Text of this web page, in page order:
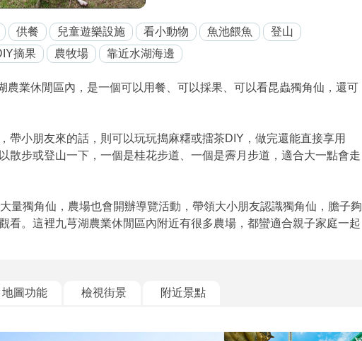
供餐 兒童遊樂設施 看小動物 魚池餵魚
登山
摘果 農牧場 靠近水湖海邊
農業休閒區內，是一個可以用餐、可以採果、可以看昆蟲獨角仙，還可
帶小朋友來的話，則可以玩玩搗麻糬或擂茶DIY，做完還能直接享用
散步或登山一下，一個是桂花步道、一個是霽月步道，適合大一點會走
量獨角仙，農場也會開辦導覽活動，帶領大小朋友認識獨角仙，膽子夠
看。這裡九芎湖農業休閒區內附近有很多農場，都蠻適合親子家庭一起
地圖功能 檢視街景 附近景點